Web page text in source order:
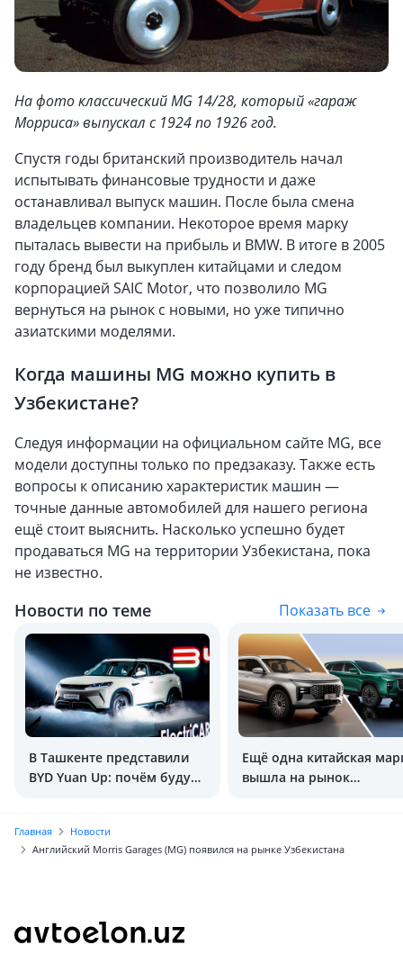
На фото классический MG 14/28, который «гараж
Морриса» выпускал с 1924 по 1926 год.
Спустя годы британский производитель начал
испытывать финансовые трудности и даже
останавливал выпуск машин. После была смена
владельцев компании. Некоторое время марку
пыталась вывести на прибыль и BMW. В итоге в 2005
году бренд был выкуплен китайцами и следом
корпорацией SAIC Motor, что позволило MG
вернуться на рынок с новыми, но уже типично
азиатскими моделями.
Когда машины MG можно купить в
Узбекистане?
Следуя информации на официальном сайте MG, все
модели доступны только по предзаказу. Также есть
вопросы к описанию характеристик машин —
точные данные автомобилей для нашего региона
ещё стоит выяснить. Насколько успешно будет
продаваться MG на территории Узбекистана, пока
не известно.
Новости по теме Показать все
В Ташкенте представили
BYD Yuan Up: почём будут
Ещё одна китайская
вышла на рынок
Главная
Новости
Английский Morris Garages (MG) появился на рынке Узбекистана